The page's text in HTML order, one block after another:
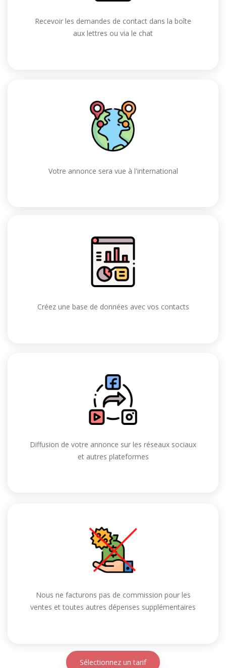
Recevoir les demandes de contact dans la boîte
aux lettres ou via le chat
Votre annonce sera vue à l'international
Créez une base de données avec vos contacts
Diffusion de votre annonce sur les réseaux sociaux
et autres plateformes
Nous ne facturons pas de commission pour les
ventes et toutes autres dépenses supplémentaires
Sélectionnez un tarif